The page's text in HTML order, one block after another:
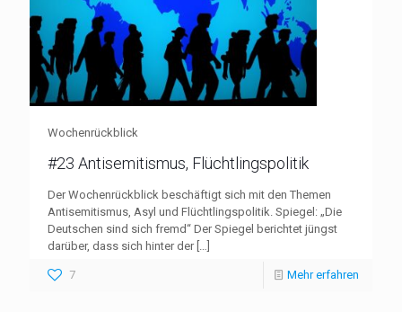
Wochenrückblick
#23 Antisemitismus, Flüchtlingspolitik
Der Wochenrückblick beschäftigt sich mit den Themen
Antisemitismus, Asyl und Flüchtlingspolitik. Spiegel: „Die
Deutschen sind sich fremd“ Der Spiegel berichtet jüngst
darüber, dass sich hinter der[…]
7 Mehr erfahren